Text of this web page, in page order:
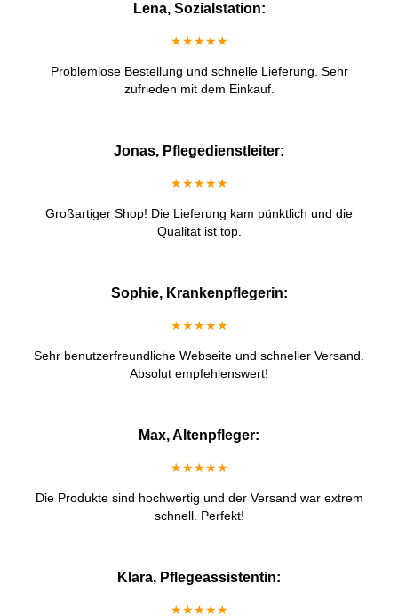
Lena, Sozialstation:
★★★★★
Problemlose Bestellung und schnelle Lieferung. Sehr
zufrieden mit dem Einkauf.
Jonas, Pflegedienstleiter:
★★★★★
Großartiger Shop! Die Lieferung kam pünktlich und die
Qualität ist top.
Sophie, Krankenpflegerin:
★★★★★
Sehr benutzerfreundliche Webseite und schneller Versand.
Absolut empfehlenswert!
Max, Altenpfleger:
★★★★★
Die Produkte sind hochwertig und der Versand war extrem
schnell. Perfekt!
Klara, Pflegeassistentin:
★★★★★